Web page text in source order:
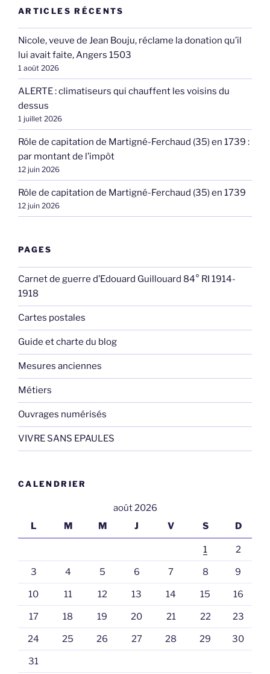
ARTICLES RÉCENTS
Nicole, veuve de Jean Bouju, réclame la donation qu’il
lui avait faite, Angers 1503
1 août 2026
ALERTE : climatiseurs qui chauffent les voisins du
dessus
1 juillet 2026
Rôle de capitation de Martigné-Ferchaud (35) en 1739 :
par montant de l’impôt
12 juin 2026
Rôle de capitation de Martigné-Ferchaud (35) en 1739
12 juin 2026
PAGES
Carnet de guerre d’Edouard Guillouard 84° RI 1914-
1918
Cartes postales
Guide et charte du blog
Mesures anciennes
Métiers
Ouvrages numérisés
VIVRE SANS EPAULES
CALENDRIER
août 2026
L
M M J V S D
1 2
3 4 5 6 7 8 9
10 11 12 13 14 15 16
17 18 19 20 21 22 23
24 25 26 27 28 29 30
31